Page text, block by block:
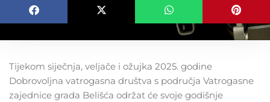
Tijekom siječnja, veljače i ožujka 2025. godine
Dobrovoljna vatrogasna društva s područja Vatrogasne
zajednice grada Belišća održat će svoje godišnje